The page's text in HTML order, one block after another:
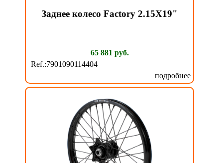
Заднее колесо Factory 2.15X19"
65 881 руб.
Ref.:7901090114404
подробнее